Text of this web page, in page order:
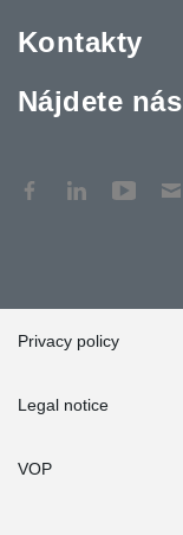
Kontakty
Nájdete nás
Privacy policy
Legal notice
VOP